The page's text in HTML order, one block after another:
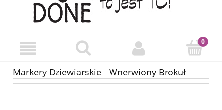
Markery Dziewiarskie - Wnerwiony Brokuł